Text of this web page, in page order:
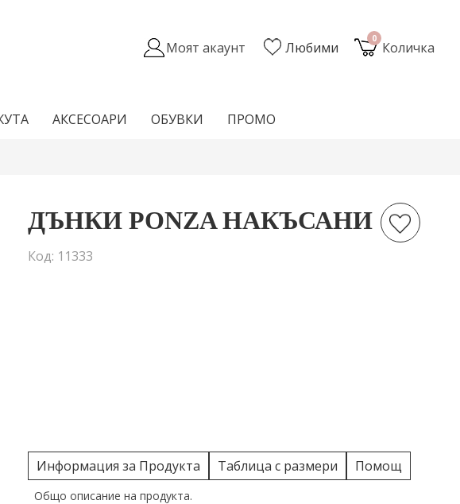
0
Количка
Любими
Моят акаунт
АКСЕСОАРИ ОБУВКИ ПРОМО
ДЪНКИ PONZA НАКЪСАНИ
Код: 11333
Информация за Продукта Таблица с размери Помощ
Общо описание на продукта.